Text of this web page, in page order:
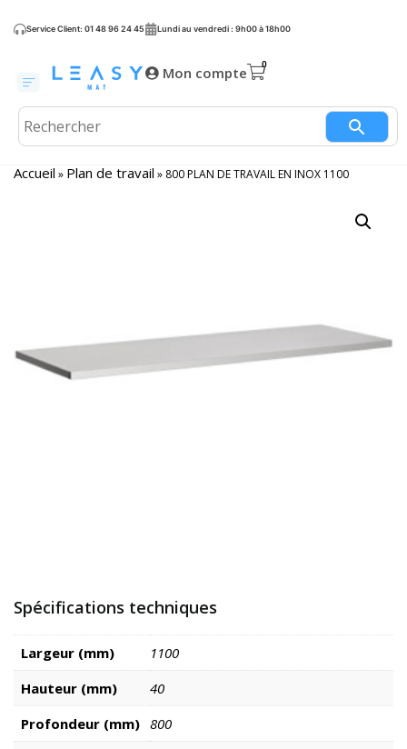
Service Client: 01 48 96 24 45 Lundi au vendredi : 9h00 à 18h00
Mon compte
Accueil » Plan de travail » 800 PLAN DE TRAVAIL EN INOX 1100
Spécifications techniques
Largeur (mm)
1100
Hauteur (mm)
40
Profondeur (mm) 800